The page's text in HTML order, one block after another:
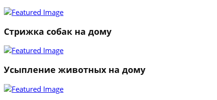
Стрижка собак на дому
Усыпление животных на дому